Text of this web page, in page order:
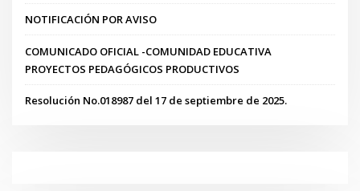
NOTIFICACIÓN POR AVISO
COMUNICADO OFICIAL -COMUNIDAD EDUCATIVA
PROYECTOS PEDAGÓGICOS PRODUCTIVOS
Resolución No.018987 del 17 de septiembre de 2025.